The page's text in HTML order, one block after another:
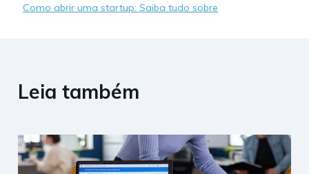
Como abrir uma startup: Saiba tudo sobre
Leia também